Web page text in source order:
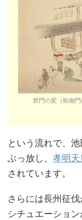
禁門の変（蛤御
という流れで、
ぶっ放し、 孝明天
されています。
さらには長州征
シチュエーショ